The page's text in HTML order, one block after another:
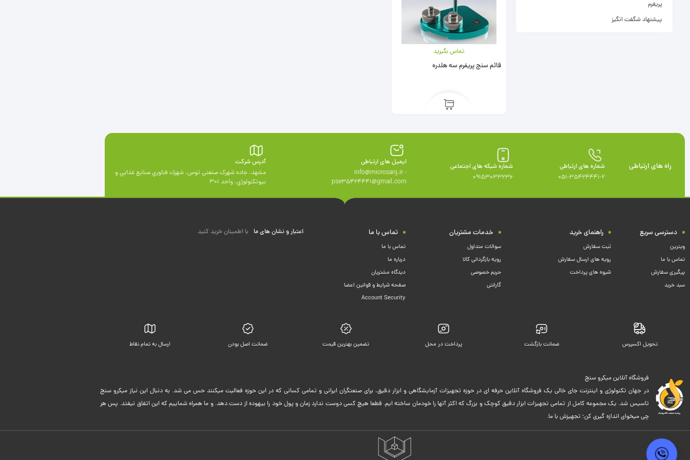
تماس بگیرید
قائم سنج پریفرم سه هلدره
پریفرم
پیشنهاد شگفت انگیز
راه های ارتباطی
شماره های ارتباطی
051-35424441-2
شماره شبکه های اجتماعی
09153033236
ایمیل های ارتباطی
info@microsanj.ir -
pse35424441@gmail.com
آدرس شرکت
مشهد، جاده شهرک صنعتی توس، شهرك فناوري صنايع غذايي و
بيوتكنولوژي، واحد 301
دسترسی سریع
ویترین
تماس با ما
پیگیری سفارش
سبد خرید
راهنمای خرید
ثبت سفارش
رویه های ارسال سفارش
شیوه های پرداخت
خدمات مشتریان
سوالات متداول
رویه بازگردانی کالا
حریم خصوصی
گارانتی
تماس با ما
تماس با ما
درباره ما
دیدگاه مشتریان
صفحه شرایط و قوانین اعضا
Account Security
اعتبار و نشان های ما با اطمینان خرید کنید
تحویل اکسپرس ضمانت بازگشت پرداخت در محل تضمین بهترین قیمت ضمانت اصل بودن ارسال به تمام نقاط
فروشگاه آنلاین میکرو سنج
در جهان تکنولوژی و اینترنت جای خالی یک فروشگاه آنلاین حرفه ای در حوزه تجهیزات آزمایشگاهی و ابزار دقیق، برای صنعتگران ایرانی و تمامی کسانی که در این حوزه فعالیت میکنند حس می شد. به دنبال این نیاز میکرو سنج
تاسیس شد. یک مجموعه کامل از تمامی تجهیزات ابزار دقیق کوچک و بزرگ که اکثر آنها را خودمان ساخته ایم. قطعا هیچ کسی دوست ندارد زمان و پول خود را بیهوده از دست دهد. و ما همراه شماییم که این اتفاق نیفتد. پس هر
چی میخوای اندازه گیری کن؛ تجهیزش با ما.